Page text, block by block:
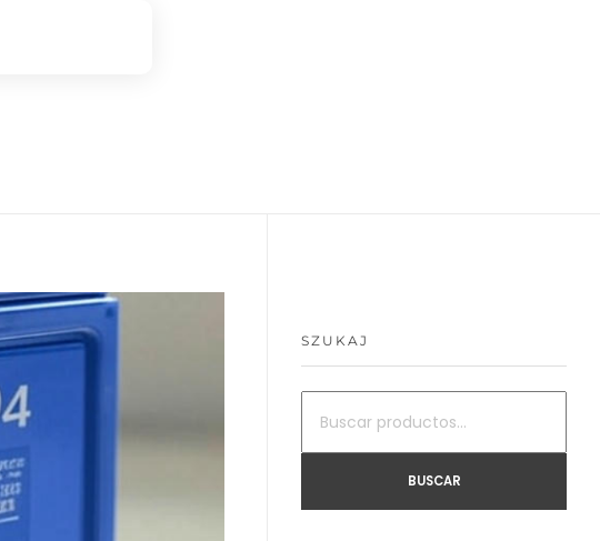
SZUKAJ
BUSCAR